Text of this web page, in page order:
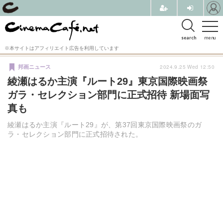
menu
search
※本サイトはアフィリエイト広告を利用しています
綾瀬はるか主演『ルート29』東京国際映画祭
ガラ・セレクション部門に正式招待 新場面写
真も
綾瀬はるか主演『ルート29』が、第37回東京国際映画祭のガ
ラ・セレクション部門に正式招待された。
邦画ニュース 2024.9.25 Wed 12:50